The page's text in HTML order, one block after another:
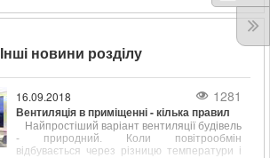
Інші новини розділу
16.09.2018 1281
Вентиляція в приміщенні - кілька правил
Найпростіший варіант вентиляції будівель
- природний. Коли повітрообмін
відбувається через різницю температури і